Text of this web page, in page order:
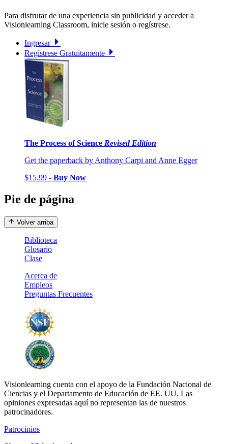
Para disfrutar de una experiencia sin publicidad y acceder a
Visionlearning Classroom, inicie sesión o regístrese.
Ingresar
Regístrese Gratuitamente
The Process of Science Revised Edition
Get the paperback by Anthony Carpi and Anne Egger
$15.99 - Buy Now
Pie de página
Volver arriba
Biblioteca
Glosario
Clase
Acerca de
Empleos
Preguntas Frecuentes
Visionlearning cuenta con el apoyo de la Fundación Nacional de
Ciencias y el Departamento de Educación de EE. UU. Las
opiniones expresadas aquí no representan las de nuestros
patrocinadores.
Patrocinios